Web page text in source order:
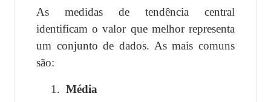
As medidas de tendência central
identificam o valor que melhor representa
um conjunto de dados. As mais comuns
são:
1. Média